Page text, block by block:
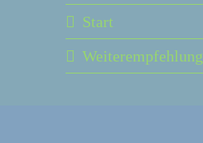
Start
Weiterempfehlung